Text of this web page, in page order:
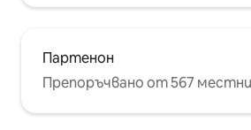
Партенон
Препоръчвано от 567